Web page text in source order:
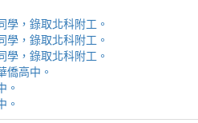
，錄取北科附工。
，錄取北科附工。
，錄取北科附工。
高中。
。
。